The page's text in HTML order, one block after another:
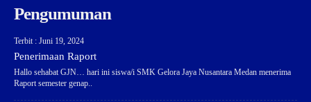
Pengumuman
Terbit : Juni 19, 2024
Penerimaan Raport
Hallo sehabat GJN… hari ini siswa/i SMK Gelora Jaya Nusantara Medan menerima
Raport semester genap..